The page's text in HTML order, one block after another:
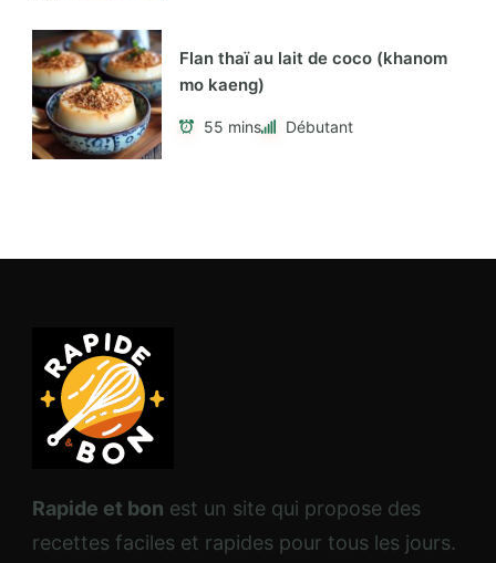
Flan thaï au lait de coco (khanom
mo kaeng)
55 mins Débutant
Rapide et bon est un site qui propose des
recettes faciles et rapides pour tous les jours.